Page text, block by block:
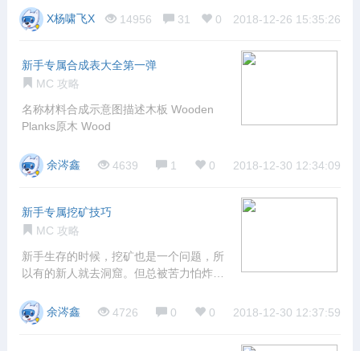
X杨啸飞X 14956 31 0 2018-12-26 15:35:26
新手专属合成表大全第一弹
MC 攻略
名称材料合成示意图描述木板 Wooden
Planks原木 Wood
余涔鑫 4639 1 0 2018-12-30 12:34:09
新手专属挖矿技巧
MC 攻略
新手生存的时候，挖矿也是一个问题，所
以有的新人就去洞窟。但总被苦力怕炸
余涔鑫
4726 0 0 2018-12-30 12:37:59